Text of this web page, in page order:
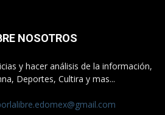
NOSOTROS
y hacer análisis de la información,
Deportes, Cultira y mas...